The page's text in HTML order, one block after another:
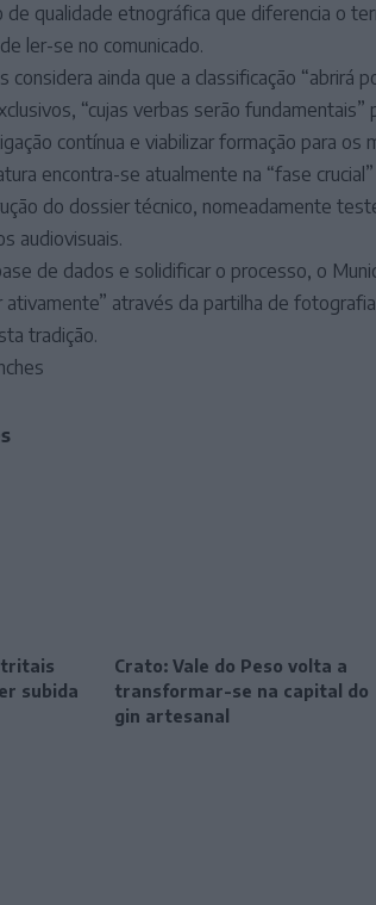
de qualidade etnográfica que diferencia o
ler-se no comunicado.
considera ainda que a classificação “abrirá
“cujas verbas serão
contínua e viabilizar formação para os
encontra-se atualmente na “fase
do dossier técnico, nomeadamente
audiovisuais.
de dados e solidificar o processo, o
ativamente” através da partilha de
tradição.
subida
Crato: Vale do Peso volta a
transformar-se na capital do
gin artesanal